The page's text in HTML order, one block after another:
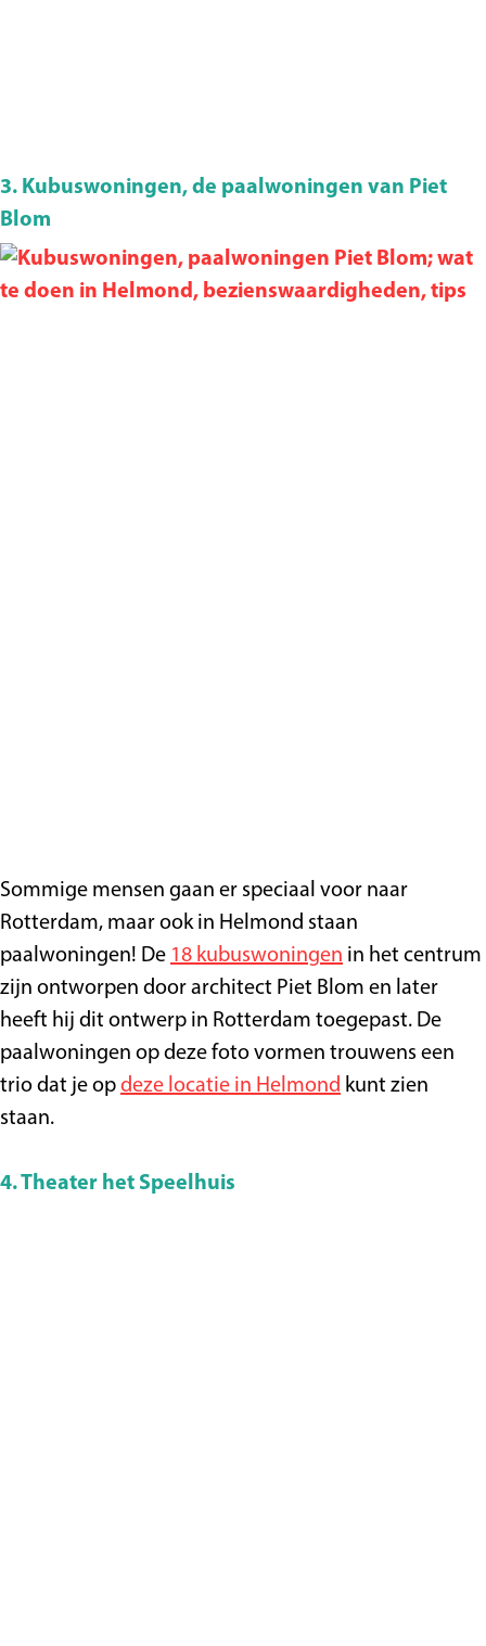
3. Kubuswoningen, de paalwoningen van Piet
Blom
Sommige mensen gaan er speciaal voor naar
Rotterdam, maar ook in Helmond staan ​​
paalwoningen! De 18 kubuswoningen in het centrum
zijn ontworpen door architect Piet Blom en later
heeft hij dit ontwerp in Rotterdam toegepast. De
paalwoningen op deze foto vormen trouwens een
trio dat je op deze locatie in Helmond kunt zien
staan.
4. Theater het Speelhuis